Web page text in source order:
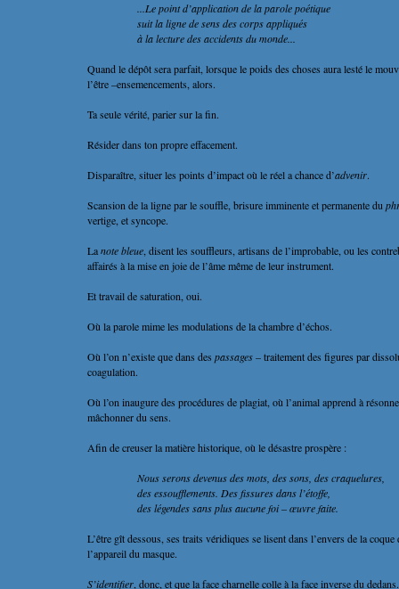
...Le point d’application de la parole poétique
suit la ligne de sens des corps appliqués
à la lecture des accidents du monde...
Quand le dépôt sera parfait, lorsque le poids des choses aura lesté le
l’être –ensemencements, alors.
Ta seule vérité, parier sur la fin.
Résider dans ton propre effacement.
Disparaître, situer les points d’impact où le réel a chance d’advenir.
Scansion de la ligne par le souffle, brisure imminente et permanente du
vertige, et syncope.
Lanote bleue , disent les souffleurs, artisans de l’improbable, ou les
affairés à la mise en joie de l’âme même de leur instrument.
Et travail de saturation, oui.
Où la parole mime les modulations de la chambre d’échos.
Où l’on n’existe que dans des passages– traitement des figures par
coagulation.
Où l’on inaugure des procédures de plagiat, où l’animal apprend à
mâchonner du sens.
Afin de creuser la matière historique, où le désastre prospère :
Nous serons devenus des mots, des sons, des craquelures,
des essoufflements. Des fissures dans l’étoffe,
des légendes sans plus aucune foi – œuvre faite.
L’être gît dessous, ses traits véridiques se lisent dans l’envers de la coque
l’appareil du masque.
S’identifier , donc, et que la face charnelle colle à la face inverse du dedans.